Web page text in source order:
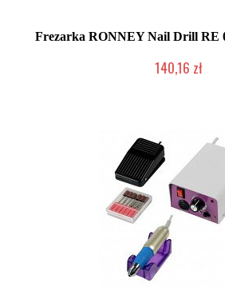
Frezarka RONNEY Nail Drill RE
140,16 zł